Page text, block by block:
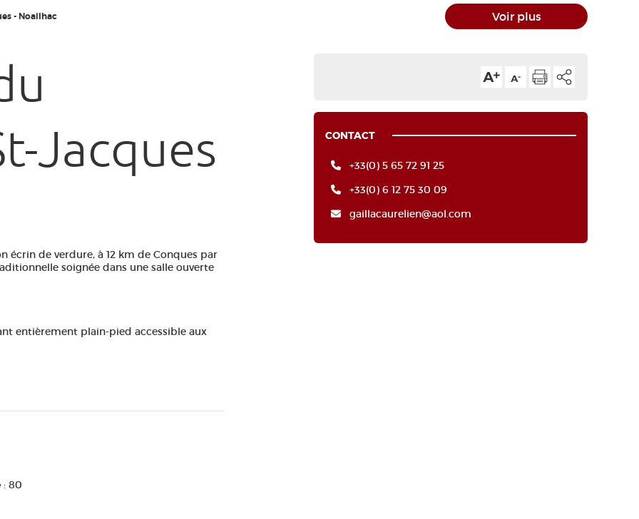
- Noailhac Voir plus
Jacques
écrin de verdure, à 12 km de Conques par
soignée dans une salle ouverte
entièrement plain-pied accessible aux
: 80
CONTACT
+33(0) 5 65 72 91 25
+33(0) 6 12 75 30 09
gaillacaurelien@aol.com